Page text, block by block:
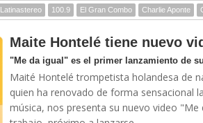
Latinastereo 100.9 El Gran Combo Charlie Aponte
Maite Hontelé tiene nuevo
"Me da igual" es el primer lanzamiento de
Maité Hontelé trompetista holandesa de
quien ha renovado de forma sensacional
música, nos presenta su nuevo video